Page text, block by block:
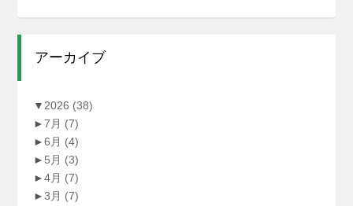
アーカイブ
▼ 2026 (38)
►7月 (7)
►6月 (4)
► 5月 (3)
►4月 (7)
►3月 (7)